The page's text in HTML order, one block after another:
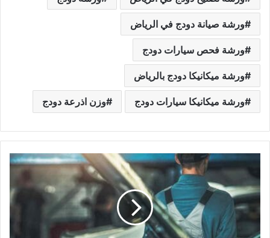
ورشة صيانة دودج في الرياض
ورشة فحص سيارات دودج
ورشة ميكانيكا دودج بالرياض
ورشة ميكانيكا سيارات دودج وزن اذرعة دودج
ا
ك
ص
ي